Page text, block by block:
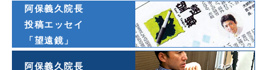
阿保義久院長
投稿エッセイ
「望遠鏡」
阿保義久院長